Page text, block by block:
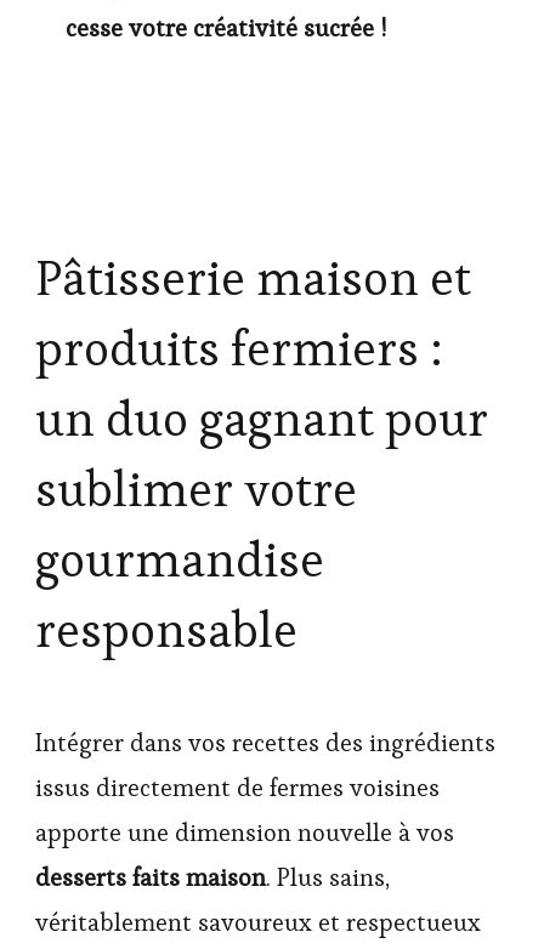
cesse votre créativité sucrée !
Pâtisserie maison et
produits fermiers :
un duo gagnant pour
sublimer votre
gourmandise
responsable
Intégrer dans vos recettes des ingrédients
issus directement de fermes voisines
apporte une dimension nouvelle à vos
desserts faits maison. Plus sains,
véritablement savoureux et respectueux